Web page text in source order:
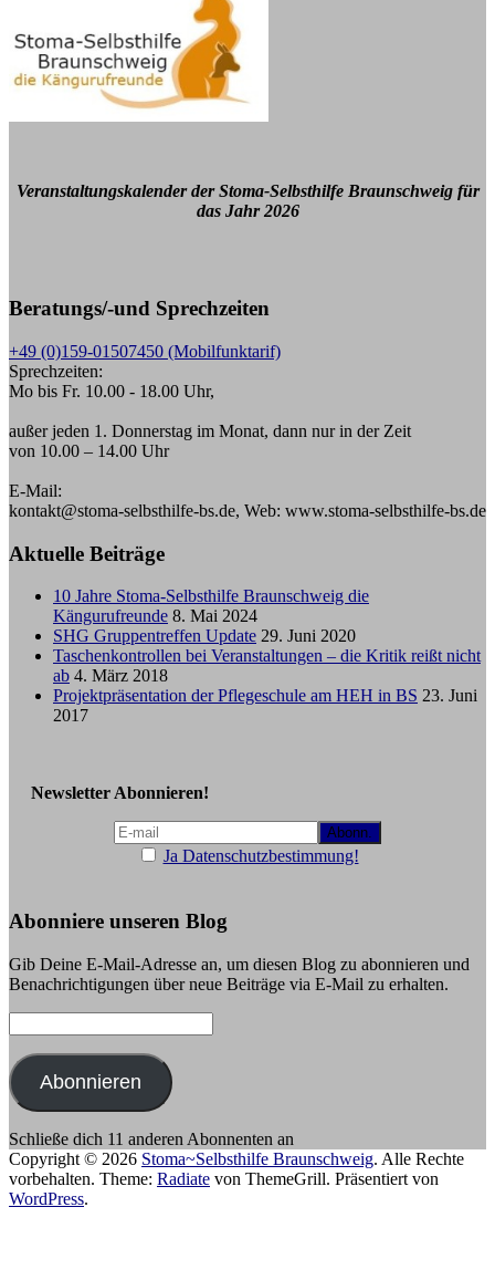
Veranstaltungskalender der Stoma-Selbsthilfe Braunschweig für
das Jahr 2026
Beratungs/-und Sprechzeiten
+49 (0)159-01507450 (Mobilfunktarif)
Sprechzeiten:
Mo bis Fr. 10.00 - 18.00 Uhr,
außer jeden 1. Donnerstag im Monat, dann nur in der Zeit
von 10.00 – 14.00 Uhr
E-Mail:
kontakt@stoma-selbsthilfe-bs.de, Web: www.stoma-selbsthilfe-bs.de
Aktuelle Beiträge
10 Jahre Stoma-Selbsthilfe Braunschweig die
Kängurufreunde 8. Mai 2024
SHG Gruppentreffen Update 29. Juni 2020
Taschenkontrollen bei Veranstaltungen – die Kritik reißt nicht
ab 4. März 2018
Projektpräsentation der Pflegeschule am HEH in BS 23. Juni
2017
Newsletter Abonnieren!
Ja Datenschutzbestimmung!
Abonniere unseren Blog
Gib Deine E-Mail-Adresse an, um diesen Blog zu abonnieren und
Benachrichtigungen über neue Beiträge via E-Mail zu erhalten.
Mail-
Adresse:
Abonnieren
Schließe dich 11 anderen Abonnenten an
Copyright © 2026 Stoma~Selbsthilfe Braunschweig. Alle Rechte
vorbehalten. Theme: Radiate von ThemeGrill. Präsentiert von
WordPress.